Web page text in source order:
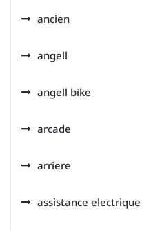
ancien
angell
angell bike
arcade
arriere
assistance electrique